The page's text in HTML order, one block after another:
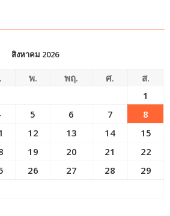
สิงหาคม 2026
พ. พฤ. ศ.
ส.
1
5 6 7
8
12 13 14
15
19 20 21
22
26 27 28
29